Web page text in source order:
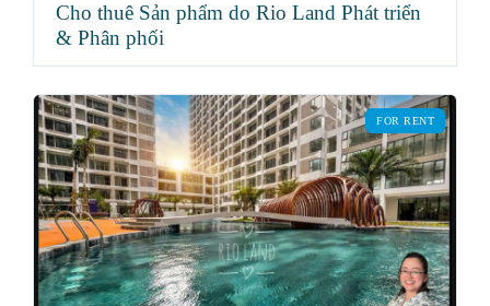
Cho thuê Sản phẩm do Rio Land Phát triển
& Phân phối
FOR RENT